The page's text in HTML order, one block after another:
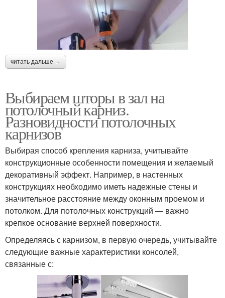
читать дальше →
Выбираем шторы в зал на
потолочный карниз.
Разновидности потолочных
карнизов
Выбирая способ крепления карниза, учитывайте
конструкционные особенности помещения и желаемый
декоративный эффект. Например, в настенных
конструкциях необходимо иметь надежные стены и
значительное расстояние между оконным проемом и
потолком. Для потолочных конструкций — важно
крепкое основание верхней поверхности.
Определяясь с карнизом, в первую очередь, учитывайте
следующие важные характеристики консолей,
связанные с: